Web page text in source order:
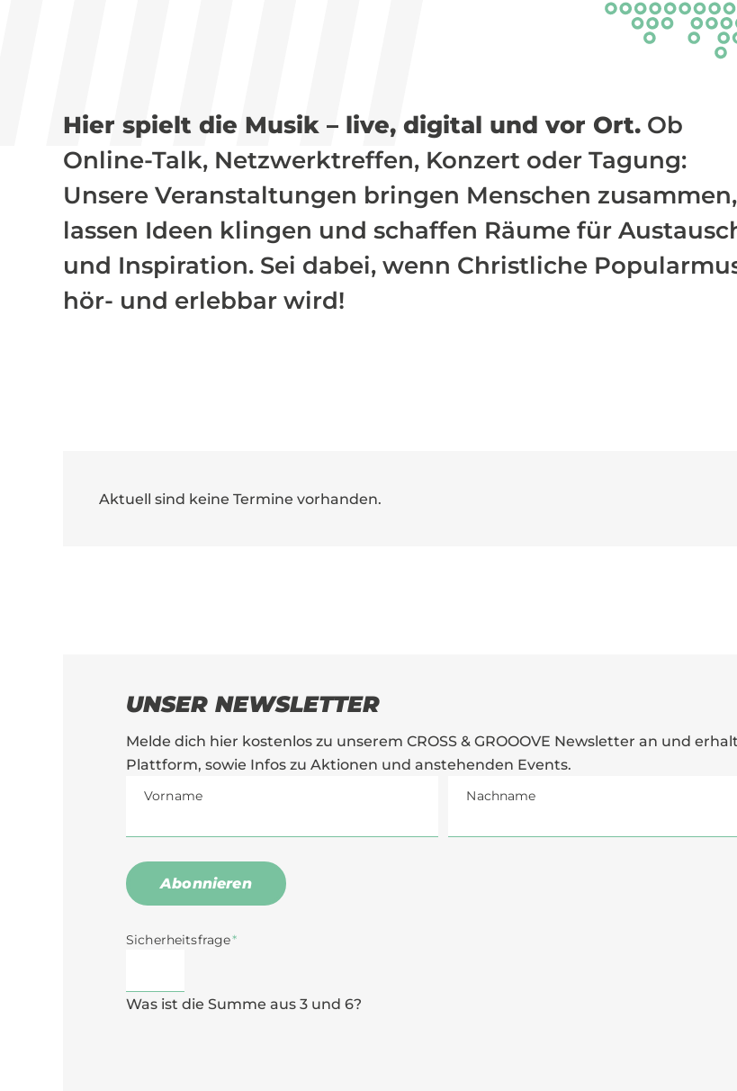
Hier spielt die Musik – live, digital und vor Ort. Ob
Online-Talk, Netzwerktreffen, Konzert oder Tagung:
Unsere Veranstaltungen bringen Menschen zusammen,
lassen Ideen klingen und schaffen Räume für
und Inspiration. Sei dabei, wenn Christliche
hör- und erlebbar wird!
Aktuell sind keine Termine vorhanden.
UNSER NEWSLETTER
Melde dich hier kostenlos zu unserem CROSS & GROOOVE Newsletter an und
Plattform, sowie Infos zu Aktionen und anstehenden Events.
Vorname Nachname
Abonnieren
Pflichtfeld
Sicherheitsfrage*
Was ist die Summe aus 3 und 6?